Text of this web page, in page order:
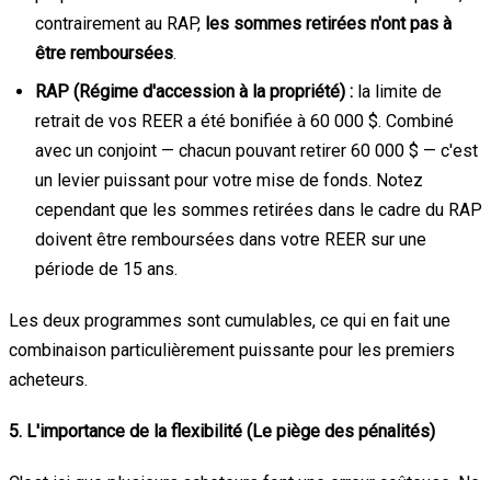
contrairement au RAP, les sommes retirées n'ont pas à
être remboursées.
RAP (Régime d'accession à la propriété) : la limite de
retrait de vos REER a été bonifiée à 60 000 $. Combiné
avec un conjoint — chacun pouvant retirer 60 000 $ — c'est
un levier puissant pour votre mise de fonds. Notez
cependant que les sommes retirées dans le cadre du RAP
doivent être remboursées dans votre REER sur une
période de 15 ans.
Les deux programmes sont cumulables, ce qui en fait une
combinaison particulièrement puissante pour les premiers
acheteurs.
5. L'importance de la flexibilité (Le piège des pénalités)